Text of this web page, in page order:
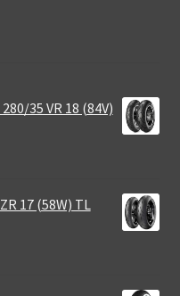
35 VR 18 (84V)
17 (58W) TL